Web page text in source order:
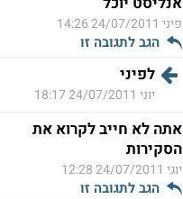
פיני 24/07/2011 14:26
הגב לתגובה זו
לפיני
יוני 24/07/2011 18:17
אתה לא חייב לקרוא את
הסקירות
יוגי 24/07/2011 12:28
הגב לתגובה זו